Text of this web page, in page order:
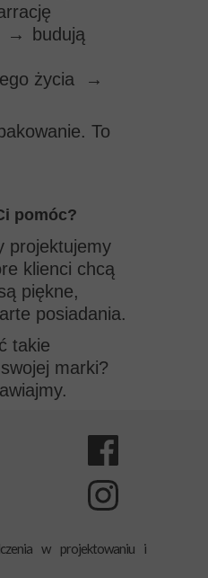
→
budują
życia →
To
pomóc?
projektujemy
klienci chcą
piękne,
posiadania.
takie
marki?
w projektowaniu i